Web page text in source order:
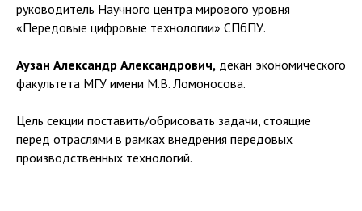
руководитель Научного центра мирового уровня
«Передовые цифровые технологии» СПбПУ.
Аузан Александр Александрович, декан экономического
факультета МГУ имени М.В. Ломоносова.
Цель секции поставить/обрисовать задачи, стоящие
перед отраслями в рамках внедрения передовых
производственных технологий.